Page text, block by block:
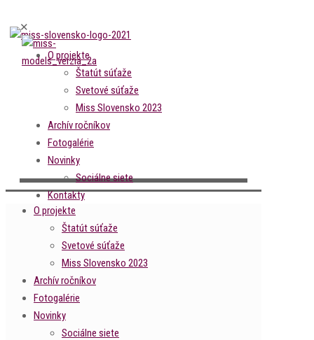
✕
O projekte
Štatút súťaže
Svetové súťaže
Miss Slovensko 2023
Archív ročníkov
Fotogalérie
Novinky
Sociálne siete
Kontakty
O projekte
Štatút súťaže
Svetové súťaže
Miss Slovensko 2023
Archív ročníkov
Fotogalérie
Novinky
Sociálne siete